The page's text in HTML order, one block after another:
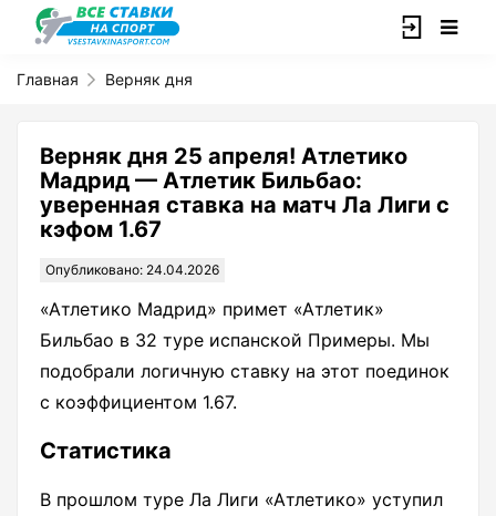
Главная Верняк дня
Верняк дня 25 апреля! Атлетико
Мадрид — Атлетик Бильбао:
уверенная ставка на матч Ла Лиги с
кэфом 1.67
Опубликовано: 24.04.2026
«Атлетико Мадрид» примет «Атлетик»
Бильбао в 32 туре испанской Примеры. Мы
подобрали логичную ставку на этот поединок
с коэффициентом 1.67.
Статистика
В прошлом туре Ла Лиги «Атлетико» уступил